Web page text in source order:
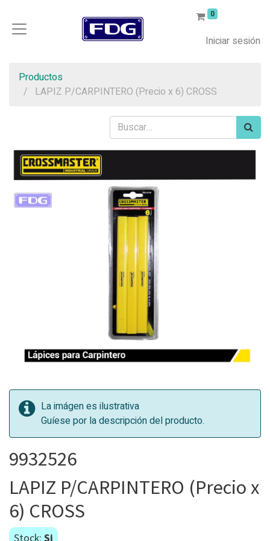
0
Iniciar sesión
Productos
LAPIZ P/CARPINTERO (Precio x 6) CROSS
La imágen es ilustrativa
Guíese por la descripción del producto.
9932526
LAPIZ P/CARPINTERO (Precio x
6) CROSS
Stock: Si